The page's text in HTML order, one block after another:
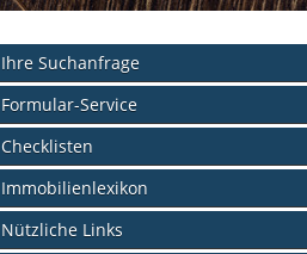
Ihre Suchanfrage
Formular-Service
Checklisten
Immobilienlexikon
Nützliche Links